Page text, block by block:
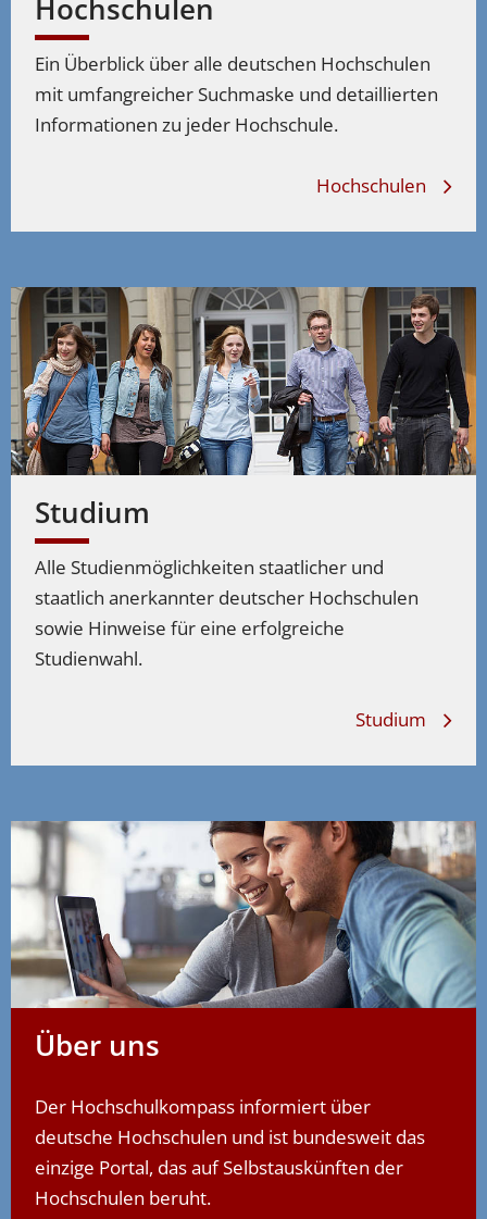
Hochschulen
Ein Überblick über alle deutschen Hochschulen
mit umfangreicher Suchmaske und detaillierten
Informationen zu jeder Hochschule.
Hochschulen
Studium
Alle Studienmöglichkeiten staatlicher und
staatlich anerkannter deutscher Hochschulen
sowie Hinweise für eine erfolgreiche
Studienwahl.
Studium
Über uns
Der Hochschulkompass informiert über
deutsche Hochschulen und ist bundesweit das
einzige Portal, das auf Selbstauskünften der
Hochschulen beruht.